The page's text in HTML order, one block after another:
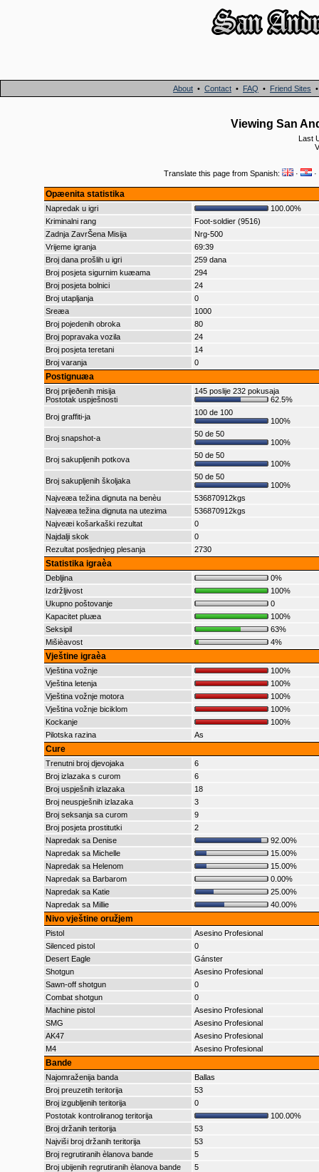
About • Contact • FAQ • Friend Sites
Viewing San
Last
Translate this page from Spanish: · ·
Opæenita statistika
Napredak u igri
100.00%
Kriminalni rang
Foot-soldier (9516)
Zadnja ZavrŠena Misija
Nrg-500
Vrijeme igranja
69:39
Broj dana prošlih u igri
259 dana
Broj posjeta sigurnim kuæama
294
Broj posjeta bolnici
24
Broj utapljanja
0
Sreæa
1000
Broj pojedenih obroka
80
Broj popravaka vozila
24
Broj posjeta teretani
14
Broj varanja
0
Postignuæa
Broj prijeðenih misija
Postotak uspješnosti
145 poslije 232 pokusaja
62.5%
Broj graffiti-ja
100 de 100
100%
Broj snapshot-a
50 de 50
100%
Broj sakupljenih potkova
50 de 50
100%
Broj sakupljenih školjaka
50 de 50
100%
Najveæa težina dignuta na benèu
536870912kgs
Najveæa težina dignuta na utezima
536870912kgs
Najveæi košarkaški rezultat
0
Najdalji skok
0
Rezultat posljednjeg plesanja
2730
Statistika igraèa
Debljina
0%
Izdržljivost
100%
Ukupno poštovanje
0
Kapacitet pluæa
100%
Seksipil
63%
Mišièavost
4%
Vještine igraèa
Vještina vožnje
100%
Vještina letenja
100%
Vještina vožnje motora
100%
Vještina vožnje biciklom
100%
Kockanje
100%
Pilotska razina
As
Cure
Trenutni broj djevojaka
6
Broj izlazaka s curom
6
Broj uspješnih izlazaka
18
Broj neuspješnih izlazaka
3
Broj seksanja sa curom
9
Broj posjeta prostitutki
2
Napredak sa Denise
92.00%
Napredak sa Michelle
15.00%
Napredak sa Helenom
15.00%
Napredak sa Barbarom
0.00%
Napredak sa Katie
25.00%
Napredak sa Millie
40.00%
Nivo vještine oružjem
Pistol
Asesino Profesional
Silenced pistol
0
Desert Eagle
Gánster
Shotgun
Asesino Profesional
Sawn-off shotgun
0
Combat shotgun
0
Machine pistol
Asesino Profesional
SMG
Asesino Profesional
AK47
Asesino Profesional
M4
Asesino Profesional
Bande
Najomraženija banda
Ballas
Broj preuzetih teritorija
53
Broj izgubljenih teritorija
0
Postotak kontroliranog teritorija
100.00%
Broj držanih teritorija
53
Najviši broj držanih teritorija
53
Broj regrutiranih èlanova bande
5
Broj ubijenih regrutiranih èlanova bande
5